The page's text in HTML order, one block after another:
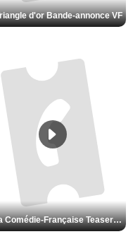
d'or Bande-annonce VF
De la Comédie-Française Teaser VF